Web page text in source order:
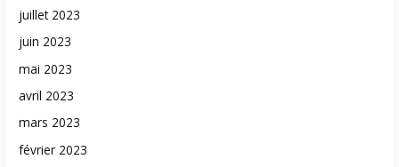
juillet 2023
juin 2023
mai 2023
avril 2023
mars 2023
février 2023